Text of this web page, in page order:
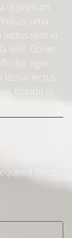
ut pretium
urna
sem in
velit. Donec
eget
lectus.
blandit in
fields